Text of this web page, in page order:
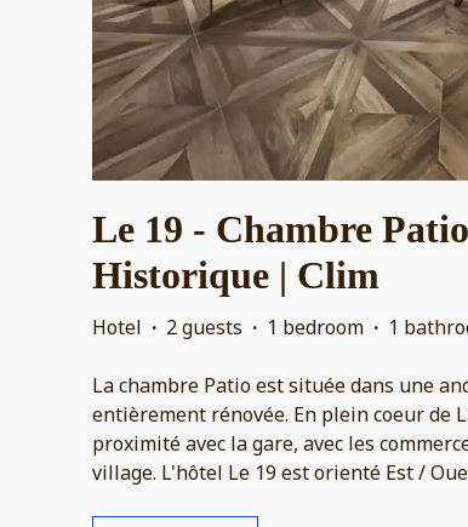
Le 19 - Chambre
Historique | Clim
Hotel · 2 guests · 1 bedroom · 1
La chambre Patio est située dans une
entièrement rénovée. En plein coeur de
proximité avec la gare, avec les
village. L'hôtel Le 19 est orienté Est /